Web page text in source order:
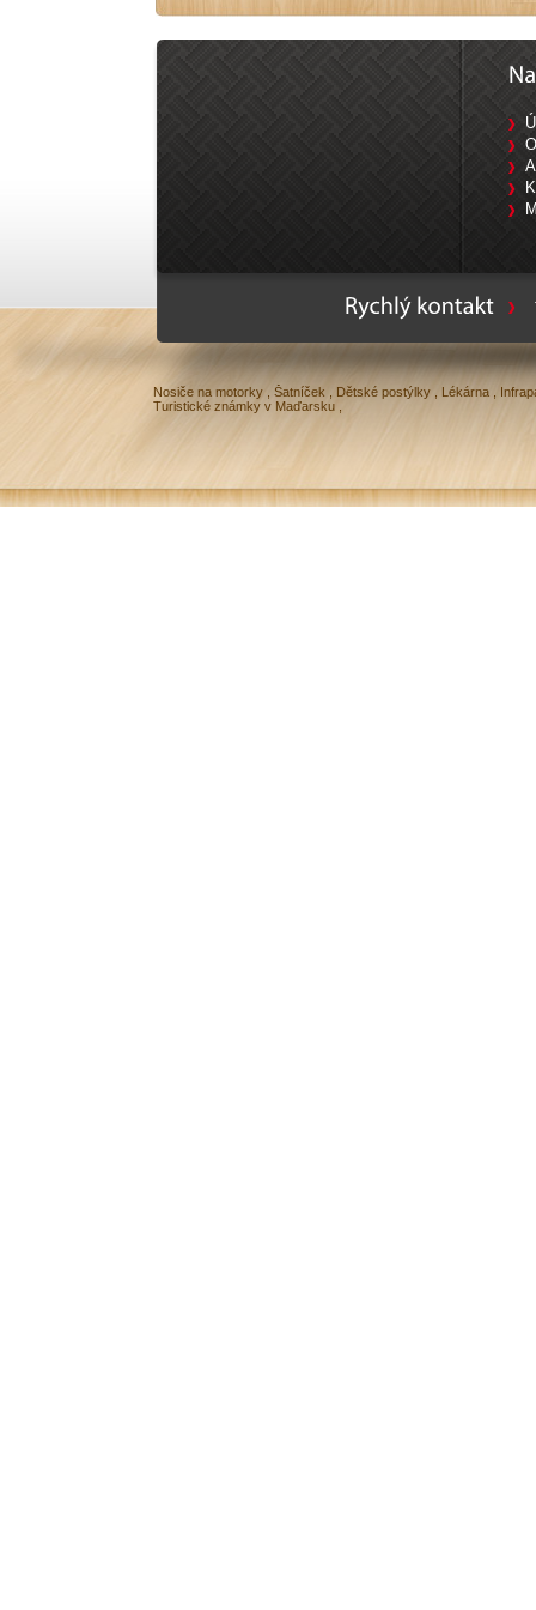
Nosiče na motorky Šatníček Dětské postýlky Lékárna
Turistické známky v Maďarsku